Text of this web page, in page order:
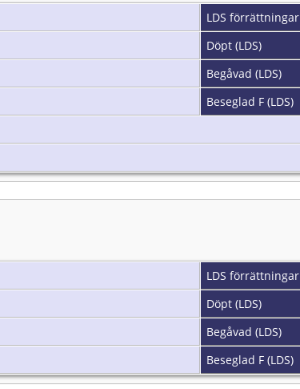
LDS förrättningar
Döpt (LDS)
Begåvad (LDS)
Beseglad F (LDS)
LDS förrättningar
Döpt (LDS)
Begåvad (LDS)
Beseglad F (LDS)